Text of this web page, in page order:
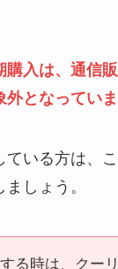
購入は、通信
となっていま
ている方は、
しょう。
る時は、クー